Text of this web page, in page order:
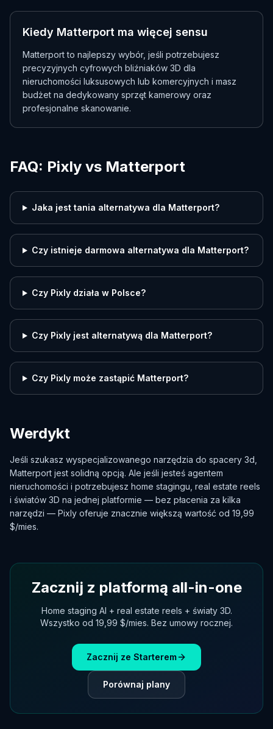
Kiedy Matterport ma więcej sensu
Matterport to najlepszy wybór, jeśli potrzebujesz
precyzyjnych cyfrowych bliźniaków 3D dla
nieruchomości luksusowych lub komercyjnych i masz
budżet na dedykowany sprzęt kamerowy oraz
profesjonalne skanowanie.
FAQ: Pixly vs Matterport
Jaka jest tania alternatywa dla Matterport?
Czy istnieje darmowa alternatywa dla Matterport?
Czy Pixly działa w Polsce?
Czy Pixly jest alternatywą dla Matterport?
Czy Pixly może zastąpić Matterport?
Werdykt
Jeśli szukasz wyspecjalizowanego narzędzia do spacery 3d,
Matterport jest solidną opcją. Ale jeśli jesteś agentem
nieruchomości i potrzebujesz home stagingu, real estate reels
i światów 3D na jednej platformie — bez płacenia za kilka
narzędzi — Pixly oferuje znacznie większą wartość od 19,99
$/mies.
Zacznij z platformą all-in-one
Home staging AI + real estate reels + światy 3D.
Wszystko od 19,99 $/mies. Bez umowy rocznej.
Zacznij ze Starterem
Porównaj plany